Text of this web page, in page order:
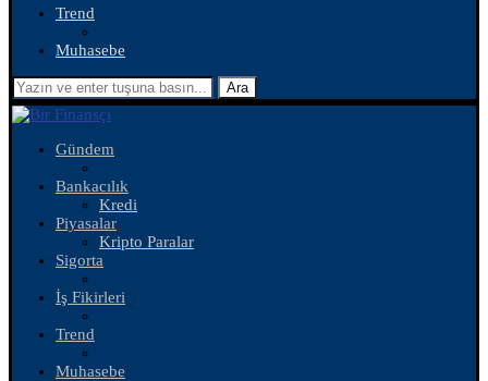
Trend
Muhasebe
Ara
Gündem
Bankacılık
Kredi
Piyasalar
Kripto Paralar
Sigorta
İş Fikirleri
Trend
Muhasebe